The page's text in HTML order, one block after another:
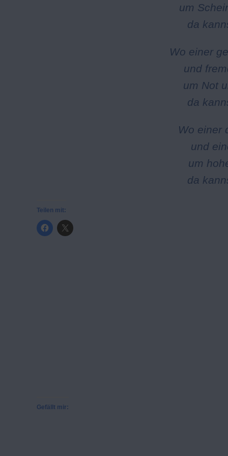
um
da
Wo einer
und
um Not
da
Wo einer
und
um
da
Teilen mit:
Gefällt mir: